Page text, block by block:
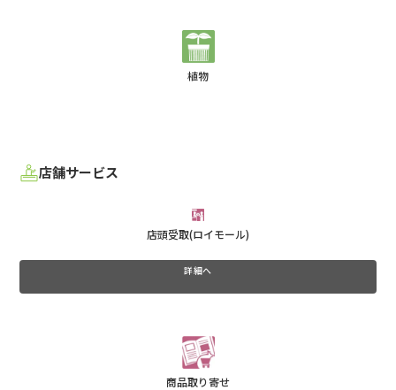
植物
店舗サービス
店頭受取(ロイモール)
詳細へ
商品取り寄せ